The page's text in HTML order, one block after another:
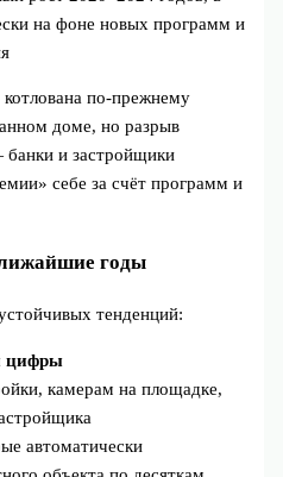
на фоне новых программ и
по‑прежнему
доме, но разрыв
и застройщики
себе за счёт программ и
годы
тенденций:
цифры
камерам на площадке,
автоматически